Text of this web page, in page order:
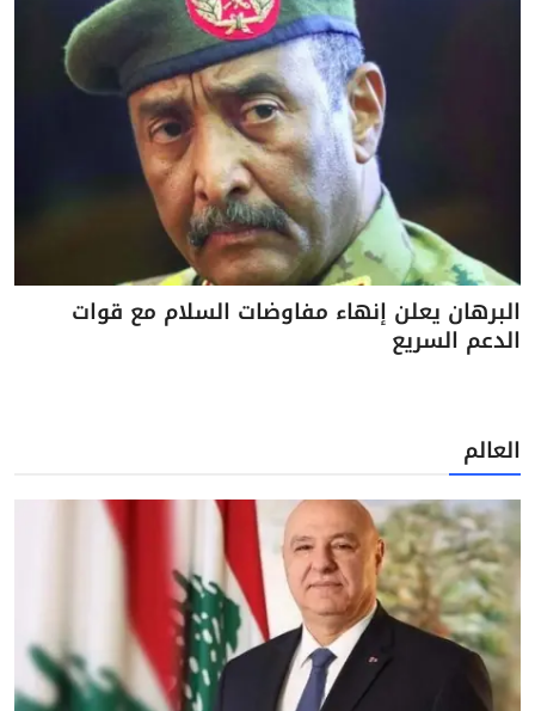
البرهان يعلن إنهاء مفاوضات السلام مع قوات
الدعم السريع
العالم